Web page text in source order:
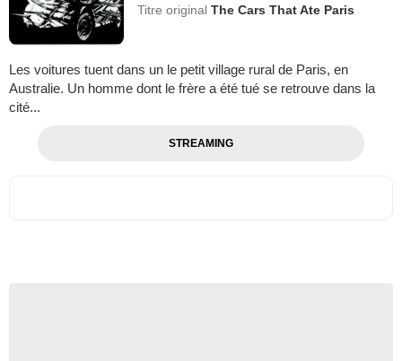
Titre originalThe Cars That Ate Paris
Les voitures tuent dans un le petit village rural de Paris, en
Australie. Un homme dont le frère a été tué se retrouve dans la
cité...
STREAMING